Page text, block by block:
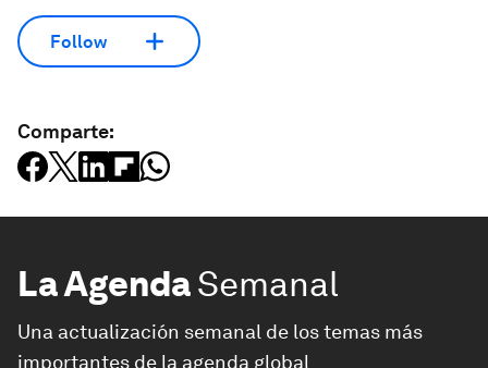
Follow
Comparte:
La AgendaSemanal
Una actualización semanal de los temas más
importantes de la agenda global